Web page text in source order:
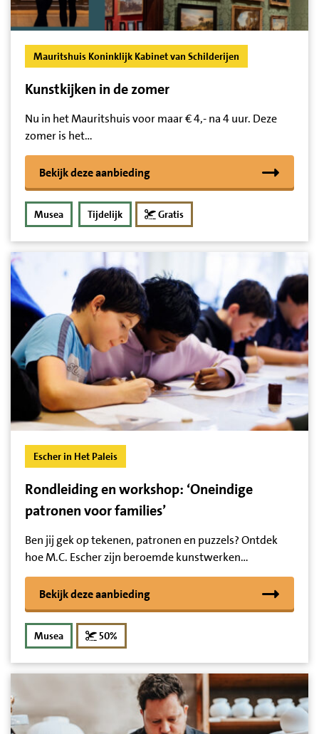
Mauritshuis Koninklijk Kabinet van Schilderijen
Kunstkijken in de zomer
Nu in het Mauritshuis voor maar € 4,- na 4 uur. Deze
zomer is het…
Bekijk deze aanbieding
Musea Tijdelijk Gratis
Escher in Het Paleis
Rondleiding en workshop: ‘Oneindige
patronen voor families’
Ben jij gek op tekenen, patronen en puzzels? Ontdek
hoe M.C. Escher zijn beroemde kunstwerken…
Bekijk deze aanbieding
Musea 50%